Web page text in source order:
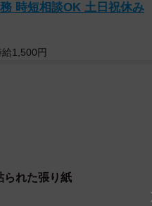
ました。何匹がここにいる
報したところ、この家の親
」という返答でした。
時短相談OK 土日祝休み
1,500円
られた張り紙